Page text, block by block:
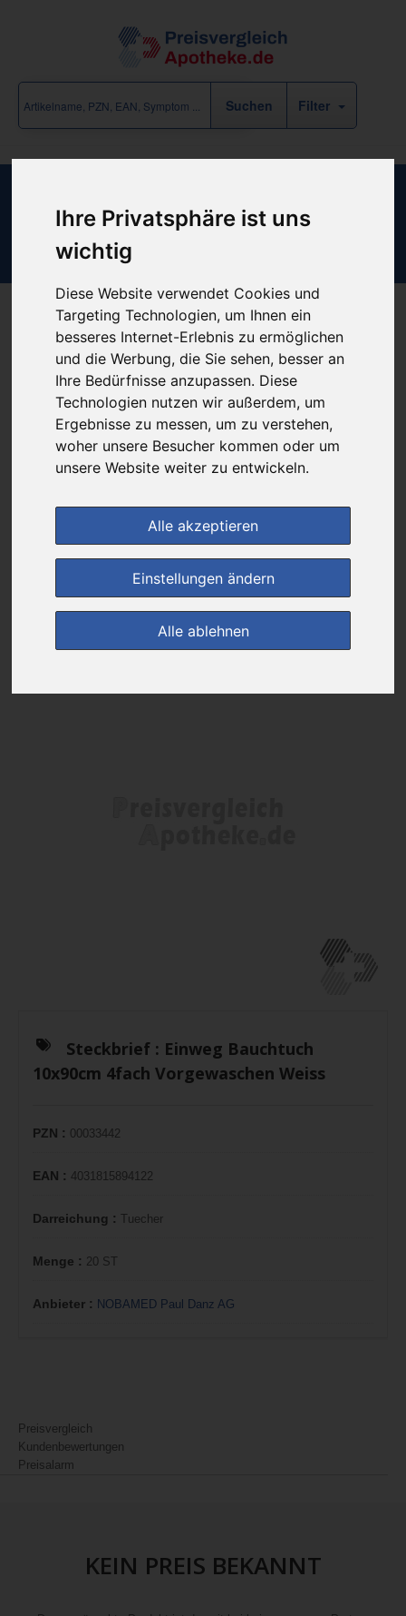
Ihre Privatsphäre ist uns
wichtig
Diese Website verwendet Cookies und
Targeting Technologien, um Ihnen ein
besseres Internet-Erlebnis zu ermöglichen
und die Werbung, die Sie sehen, besser an
Ihre Bedürfnisse anzupassen. Diese
Technologien nutzen wir außerdem, um
Ergebnisse zu messen, um zu verstehen,
woher unsere Besucher kommen oder um
unsere Website weiter zu entwickeln.
Alle akzeptieren
Einstellungen ändern
Alle ablehnen
Filter
Einweg Bauchtuch 10x90cm 4fach
Vorgewaschen Weiss
Produkt empfehlen
Kein Preis bekannt
Das gewünschte Produkt ist derzeit bei keinem unserer Partner
erhältlich.
(0) Jetzt bewerten!
zur Startseite
Preisalarm
Steckbrief : Einweg Bauchtuch
10x90cm 4fach Vorgewaschen Weiss
PZN : 00033442
EAN : 4031815894122
Darreichung : Tuecher
Menge : 20 ST
Anbieter : NOBAMED Paul Danz AG
Preisvergleich
Kundenbewertungen
Preisalarm
KEIN PREIS BEKANNT